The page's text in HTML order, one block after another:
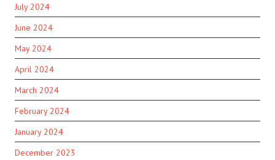
July 2024
June 2024
May 2024
April 2024
March 2024
February 2024
January 2024
December 2023